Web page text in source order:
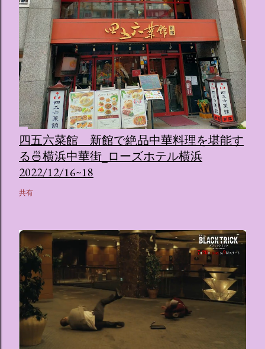
四五六菜館 新館で絶品中華料理を堪能す
る🍜横浜中華街_ローズホテル横浜
2022/12/16~18
共有